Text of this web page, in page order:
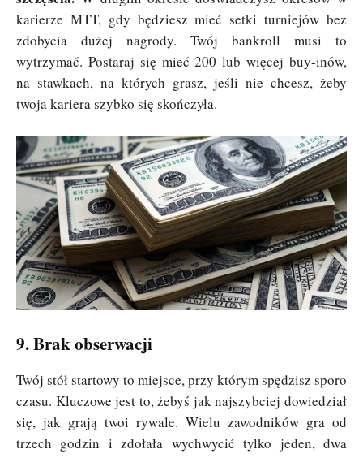
karierze MTT, gdy będziesz mieć setki turniejów bez
zdobycia dużej nagrody. Twój bankroll musi to
wytrzymać. Postaraj się mieć 200 lub więcej buy-inów,
na stawkach, na których grasz, jeśli nie chcesz, żeby
twoja kariera szybko się skończyła.
9. Brak obserwacji
Twój stół startowy to miejsce, przy którym spędzisz sporo
czasu. Kluczowe jest to, żebyś jak najszybciej dowiedział
się, jak grają twoi rywale. Wielu zawodników gra od
trzech godzin i zdołała wychwycić tylko jeden, dwa